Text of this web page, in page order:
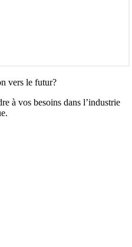
vers le futur?
à vos besoins dans l’industrie